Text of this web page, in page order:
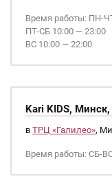
Время работы: ПН-
ПТ-СБ 10:00 — 23:00
ВС 10:00 — 22:00
Kari KIDS,
в ТРЦ «Галилео»,
Время работы: СБ-